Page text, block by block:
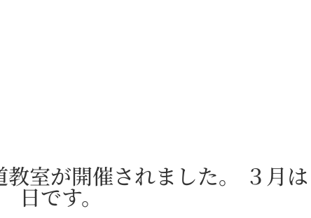
室が開催されました。 ３月
日です。